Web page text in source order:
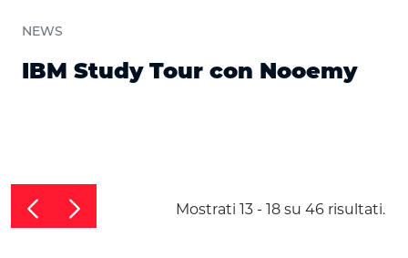
NEWS
IBM Study Tour con Nooemy
Mostrati 13 - 18 su 46 risultati.